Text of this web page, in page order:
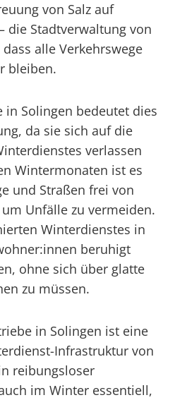
von Salz auf
die Stadtverwaltung von
alle Verkehrswege
bleiben.
in Solingen bedeutet dies
da sie sich auf die
verlassen
Wintermonaten ist es
und Straßen frei von
Unfälle zu vermeiden.
Winterdienstes in
beruhigt
ohne sich über glatte
zu müssen.
in Solingen ist eine
Infrastruktur von
reibungsloser
im Winter essentiell,